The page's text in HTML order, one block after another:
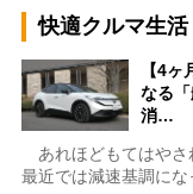
快適クルマ生
【4
なる
消…
あれほどもてはやさ
最近では減速基調に